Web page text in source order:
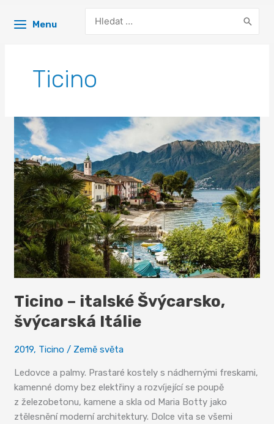
Menu
for:
Ticino
Ticino – italské Švýcarsko,
švýcarská Itálie
2019, Ticino / Země světa
Ledovce a palmy. Prastaré kostely s nádhernými freskami,
kamenné domy bez elektřiny a rozvíjející se poupě
z železobetonu, kamene a skla od Maria Botty jako
ztělesnění moderní architektury. Dolce vita se všemi